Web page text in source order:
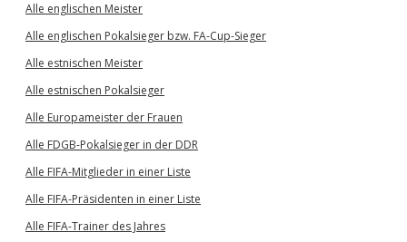
Alle englischen Meister
Alle englischen Pokalsieger bzw. FA-Cup-Sieger
Alle estnischen Meister
Alle estnischen Pokalsieger
Alle Europameister der Frauen
Alle FDGB-Pokalsieger in der DDR
Alle FIFA-Mitglieder in einer Liste
Alle FIFA-Präsidenten in einer Liste
Alle FIFA-Trainer des Jahres